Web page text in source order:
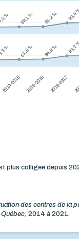
2014-2015 2015-2016 2016-2017
%
% 59,1 %
59,1 % 61,2 %
61,2 % 93,4
93,4
%
% 61,6 %
61,6 % 64,9 %
64,9 % 93,2
93,2
plus colligée depuis
des centres de la
2014 à 2021.